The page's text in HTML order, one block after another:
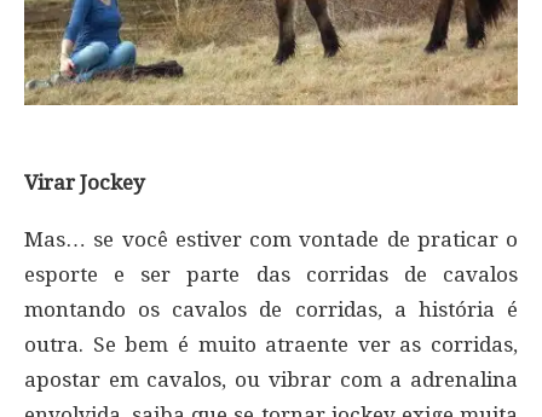
Virar Jockey
Mas… se você estiver com vontade de praticar o
esporte e ser parte das corridas de cavalos
montando os cavalos de corridas, a história é
outra. Se bem é muito atraente ver as corridas,
apostar em cavalos, ou vibrar com a adrenalina